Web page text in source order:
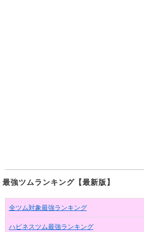
最強ツムランキング【最新版】
全ツム対象最強ランキング
ハピネスツム最強ランキング